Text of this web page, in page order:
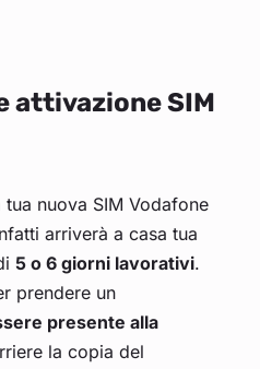
attivazione SIM
nuova SIM Vodafone
arriverà a casa tua
5 o 6 giorni lavorativi.
prendere un
presente alla
la copia del